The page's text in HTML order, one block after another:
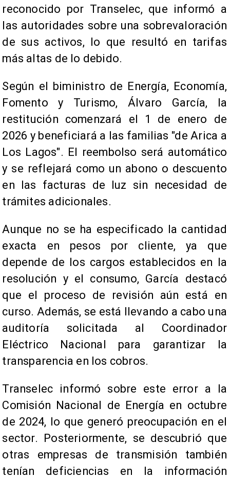
reconocido por Transelec, que informó a
las autoridades sobre una sobrevaloración
de sus activos, lo que resultó en tarifas
más altas de lo debido.
Según el biministro de Energía, Economía,
Fomento y Turismo, Álvaro García, la
restitución comenzará el 1 de enero de
2026 y beneficiará a las familias "de Arica a
Los Lagos". El reembolso será automático
y se reflejará como un abono o descuento
en las facturas de luz sin necesidad de
trámites adicionales.
Aunque no se ha especificado la cantidad
exacta en pesos por cliente, ya que
depende de los cargos establecidos en la
resolución y el consumo, García destacó
que el proceso de revisión aún está en
curso. Además, se está llevando a cabo una
auditoría solicitada al Coordinador
Eléctrico Nacional para garantizar la
transparencia en los cobros.
Transelec informó sobre este error a la
Comisión Nacional de Energía en octubre
de 2024, lo que generó preocupación en el
sector. Posteriormente, se descubrió que
otras empresas de transmisión también
tenían deficiencias en la información